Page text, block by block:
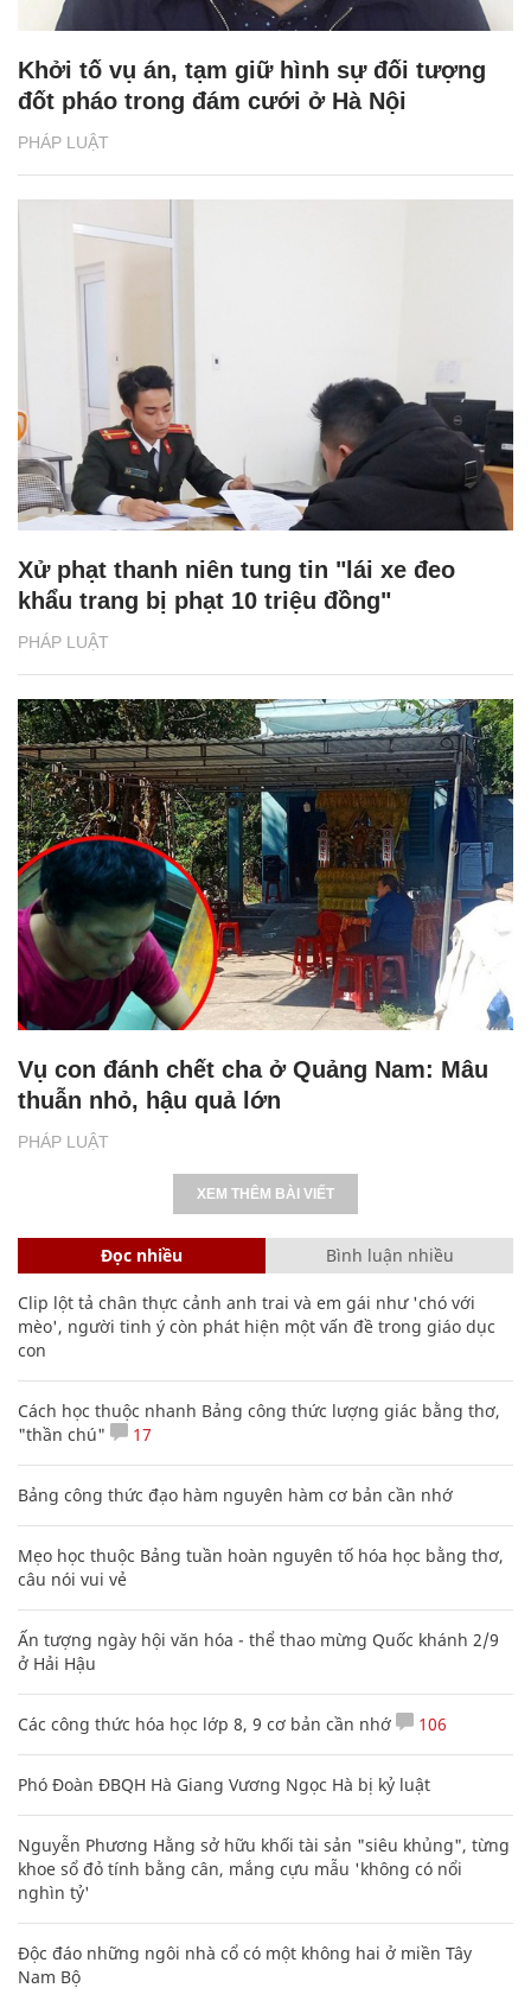
PHÁP LUẬT
Khởi tố vụ án, tạm giữ hình sự đối tượng
đốt pháo trong đám cưới ở Hà Nội
PHÁP LUẬT
Xử phạt thanh niên tung tin "lái xe đeo
khẩu trang bị phạt 10 triệu đồng"
PHÁP LUẬT
Vụ con đánh chết cha ở Quảng Nam: Mâu
thuẫn nhỏ, hậu quả lớn
XEM THÊM BÀI VIẾT
Đọc nhiều Bình luận nhiều
Clip lột tả chân thực cảnh anh trai và em gái như 'chó với
mèo', người tinh ý còn phát hiện một vấn đề trong giáo dục
con
Cách học thuộc nhanh Bảng công thức lượng giác bằng thơ,
"thần chú"
17
Bảng công thức đạo hàm nguyên hàm cơ bản cần nhớ
Mẹo học thuộc Bảng tuần hoàn nguyên tố hóa học bằng thơ,
câu nói vui vẻ
Ấn tượng ngày hội văn hóa - thể thao mừng Quốc khánh 2/9
ở Hải Hậu
Các công thức hóa học lớp 8, 9 cơ bản cần nhớ 106
Phó Đoàn ĐBQH Hà Giang Vương Ngọc Hà bị kỷ luật
Nguyễn Phương Hằng sở hữu khối tài sản "siêu khủng", từng
khoe sổ đỏ tính bằng cân, mắng cựu mẫu 'không có nổi
nghìn tỷ'
Độc đáo những ngôi nhà cổ có một không hai ở miền Tây
Nam Bộ